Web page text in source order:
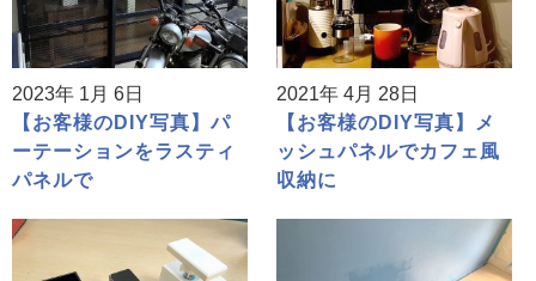
2023年 1月 6日
【お客様のDIY写真】パ
ーテーションをラスティ
パネルで
2021年 4月 28日
【お客様のDIY写真】メ
ッシュパネルでカフェ風
収納に